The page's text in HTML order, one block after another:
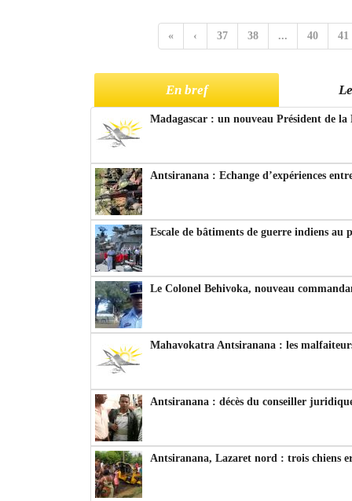
« ‹ 37 38 ... 40 41
En bref
Madagascar : un nouveau Président de
Antsiranana : Echange d’expériences
Escale de bâtiments de guerre indiens au
Le Colonel Behivoka, nouveau
Mahavokatra Antsiranana : les
Antsiranana : décès du conseiller
Antsiranana, Lazaret nord : trois chiens